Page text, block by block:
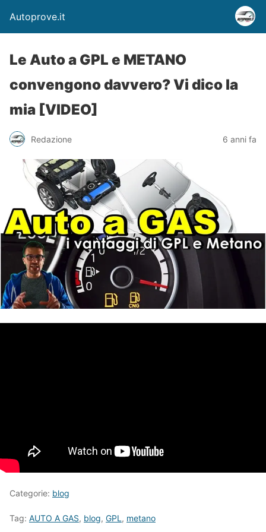
Autoprove.it
Le Auto a GPL e METANO
convengono davvero? Vi dico la
mia [VIDEO]
Redazione 6 anni fa
Categorie: blog
Tag: AUTO A GAS, blog, GPL , metano